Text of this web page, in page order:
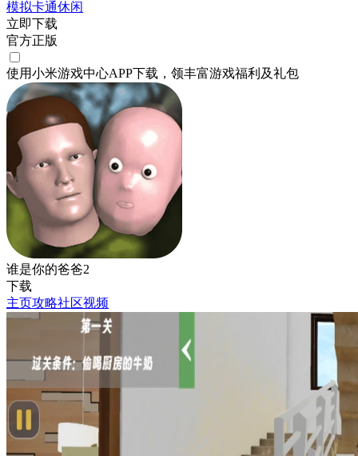
模拟卡通休闲
立即下载
官方正版
使用小米游戏中心APP下载 ，领丰富游戏福利 及礼包
谁是你的爸爸2
下载
主页攻略社区视频